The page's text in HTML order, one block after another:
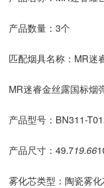
产品数量：3个
匹配烟具名称：MR迷
MR迷睿金丝露国标烟
产品型号：BN311-
产品尺寸：49.719.66
雾化芯类型：陶瓷雾